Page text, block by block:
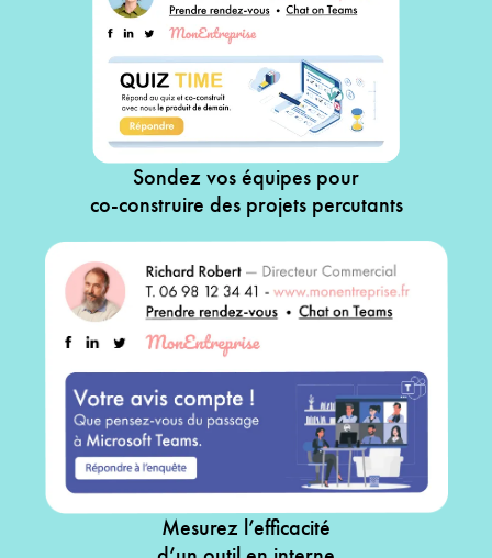
Sondez vos équipes pour
co-construire des projets percutants
Mesurez l’efficacité